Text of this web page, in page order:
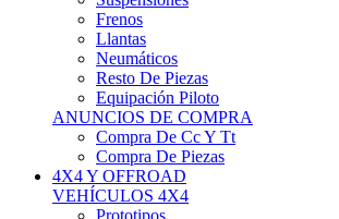
Llantas
Neumáticos
Resto De Piezas
Equipación Piloto
ANUNCIOS DE COMPRA
Compra De Cc Y Tt
Compra De Piezas
4X4 Y OFFROAD
VEHÍCULOS 4X4
Prototipos
Venta De Side By Side